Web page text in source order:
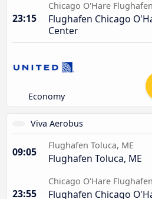
23:15
Chicago O'Hare Flughafen
Flughafen Chicago
Center
Economy
Viva Aerobus
09:05
Flughafen Toluca, ME
Flughafen Toluca, ME
23:55
Chicago O'Hare Flughafen
Flughafen Chicago